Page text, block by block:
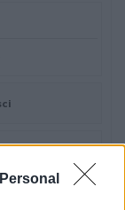
CX410e,